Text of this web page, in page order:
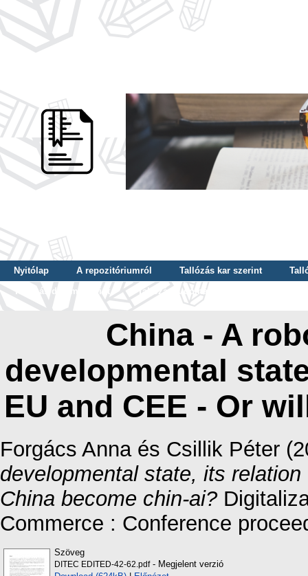
Nyitólap A repozitóriumról Tallózás kar szerint
Tallózás dátum szerint
Tallózás tudományterület szerint
China - A
developmental
EU and CEE - Or
Forgács Annaés Csillik Péter
developmental state, its
China become chin-ai?
Commerce : Conference
Szöveg
DITEC EDITED-42-62.pdf- Megjelent verzió